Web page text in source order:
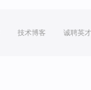
技术博客 诚聘英才